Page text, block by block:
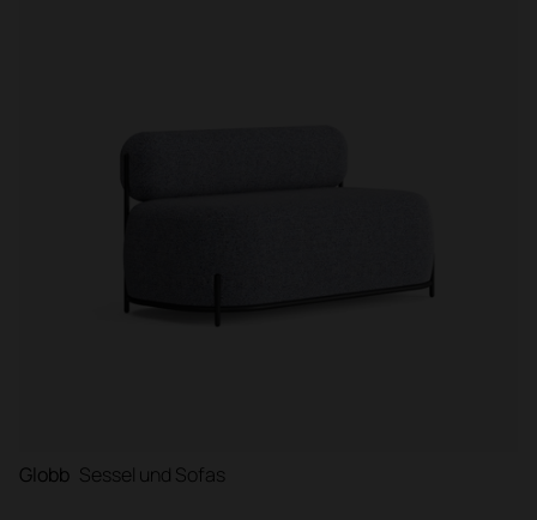
Globb Sessel und Sofas